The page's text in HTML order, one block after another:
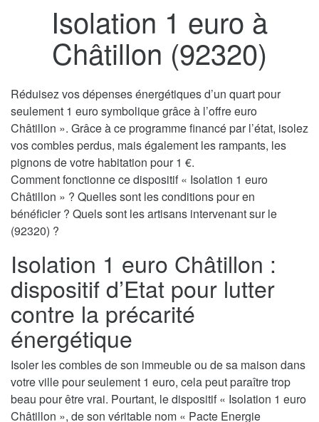
Isolation 1 euro à
Châtillon (92320)
Réduisez vos dépenses énergétiques d’un quart pour
seulement 1 euro symbolique grâce à l’offre euro
Châtillon ». Grâce à ce programme financé par l’état, isolez
vos combles perdus, mais également les rampants, les
pignons de votre habitation pour 1 €.
Comment fonctionne ce dispositif « Isolation 1 euro
Châtillon » ? Quelles sont les conditions pour en
bénéficier ? Quels sont les artisans intervenant sur le
(92320) ?
Isolation 1 euro Châtillon :
dispositif d’Etat pour lutter
contre la précarité
énergétique
Isoler les combles de son immeuble ou de sa maison dans
votre ville pour seulement 1 euro, cela peut paraître trop
beau pour être vrai. Pourtant, le dispositif « Isolation 1 euro
Châtillon », de son véritable nom « Pacte Energie